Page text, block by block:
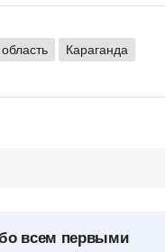
Караганда
всем первыми